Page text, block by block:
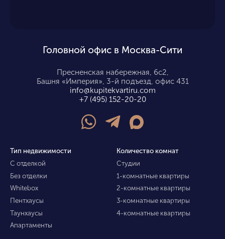
Головной офис в Москва-Сити
Пресненская набережная, 6с2,
Башня «Империя», 3-й подъезд, офис 431
info@kupitekvartiru.com
+7 (495) 152-20-20
Тип недвижимости
С отделкой
Без отделки
Whitebox
Пентхаусы
Таунхаусы
Апартаменты
Количество комнат
Студии
1-комнатные квартиры
2-комнатные квартиры
3-комнатные квартиры
4-комнатные квартиры